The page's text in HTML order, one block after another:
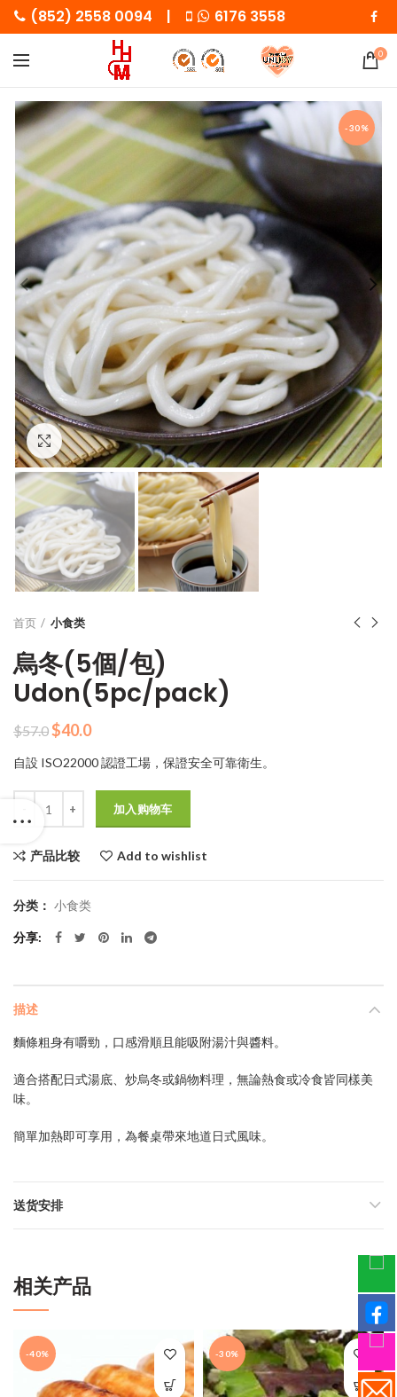
(852) 2558 0094 | 6176 3558
0
-30%
Click to enlarge
首页 小食类
烏冬(5個/包)
Udon(5pc/pack)
$57.0 原
为：
$40.0当
价
为：
$40.0。
自設 ISO22000 認證工場，保證安全可靠衛生。
数量
加入购物车
产品比较 Add to wishlist
分类： 小食类
分享
描述
麵條粗身有嚼勁，口感滑順且能吸附湯汁與醬料。
適合搭配日式湯底、炒烏冬或鍋物料理，無論熱食或冷食皆同樣美
味。
簡單加熱即可享用，為餐桌帶來地道日式風味。
送货安排
相关产品
-40% -30%